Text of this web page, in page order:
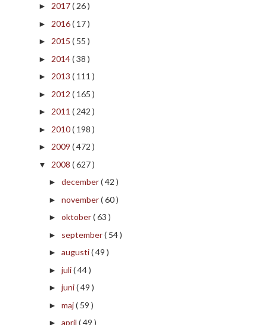
► 2017( 26 )
► 2016( 17 )
► 2015 ( 55 )
► 2014( 38 )
► 2013 ( 111 )
► 2012 ( 165 )
► 2011 ( 242 )
► 2010( 198 )
► 2009 ( 472 )
▼ 2008 ( 627 )
► december( 42 )
► november( 60 )
► oktober( 63 )
► september( 54 )
► augusti( 49 )
► juli( 44 )
► juni( 49 )
► maj( 59 )
► april ( 49 )